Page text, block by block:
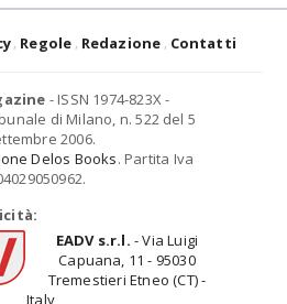
Regole Redazione Contatti
- ISSN 1974-823X -
di Milano, n. 522 del 5
2006.
Delos Books. Partita Iva
EADV s.r.l. - Via Luigi
Capuana, 11 - 95030
Tremestieri Etneo (CT) -
Italy